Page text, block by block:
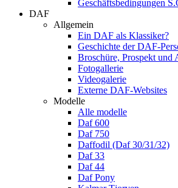
Geschäftsbedingungen
DAF
Allgemein
Ein DAF als Klassiker?
Geschichte der DAF-
Broschüre, Prospekt und
Fotogallerie
Videogalerie
Externe DAF-Websites
Modelle
Alle modelle
Daf 600
Daf 750
Daffodil (Daf 30/31/32)
Daf 33
Daf 44
Daf Pony